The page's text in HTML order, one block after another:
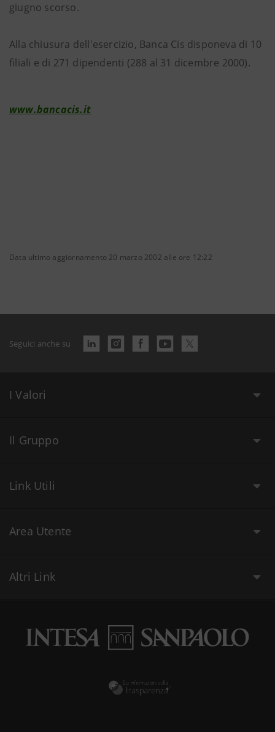
giugno scorso.
Alla chiusura dell'esercizio, Banca Cis disponeva di 10
filiali e di 271 dipendenti (288 al 31 dicembre 2000).
www.bancacis.it
Data ultimo aggiornamento 20 marzo 2002 alle ore 12:22
Seguici anche su
I Valori
Il Gruppo
Link Utili
Area Utente
Altri Link